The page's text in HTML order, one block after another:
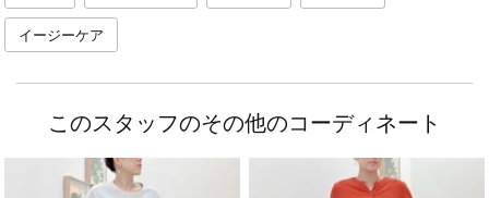
イージーケア
このスタッフのその他のコーディネート